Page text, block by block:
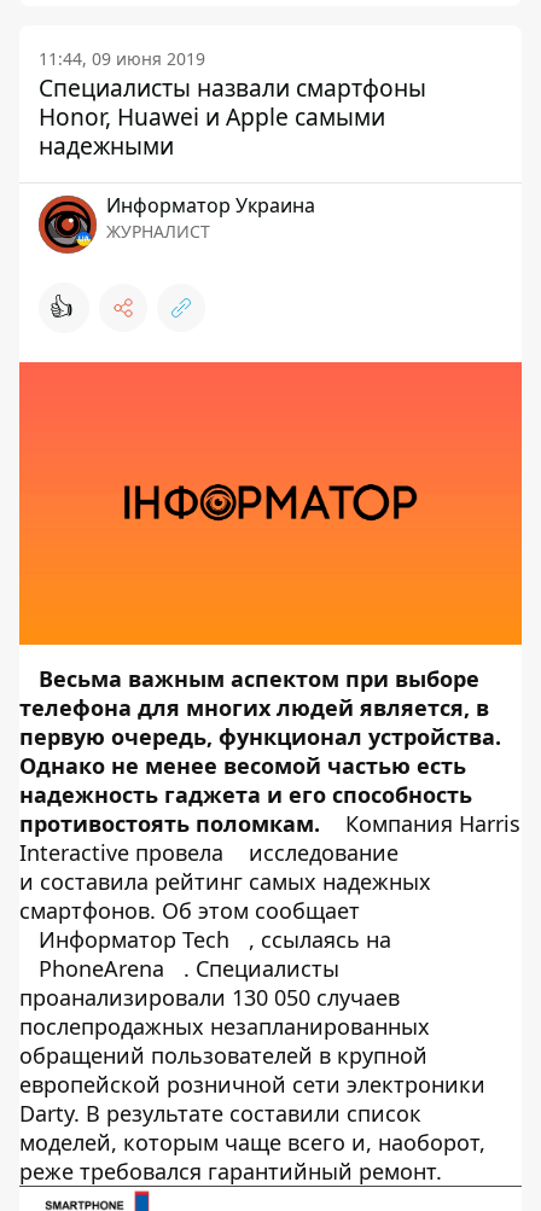
11:44, 09 июня 2019
Специалисты назвали смартфоны
Honor, Huawei и Apple самыми
надежными
Информатор Украина
ЖУРНАЛИСТ
👍
Весьма важным аспектом при выборе
телефона для многих людей является, в
первую очередь, функционал устройства.
Однако не менее весомой частью есть
надежность гаджета и его способность
противостоять поломкам.
Компания Harris
Interactive провела
исследование
и составила рейтинг самых надежных
смартфонов. Об этом сообщает
Информатор Tech
, ссылаясь на
PhoneArena
. Специалисты
проанализировали 130 050 случаев
послепродажных незапланированных
обращений пользователей в крупной
европейской розничной сети электроники
Darty. В результате составили список
моделей, которым чаще всего и, наоборот,
реже требовался гарантийный ремонт.